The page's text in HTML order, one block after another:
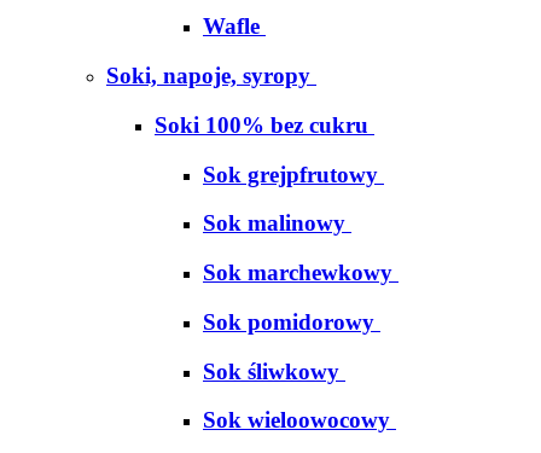
Wafle
Soki, napoje, syropy
Soki 100% bez cukru
S​o​k​ ​g​r​e​j​p​f​r​u​t​o​w​y
Sok malinowy
Sok marchewkowy
Sok pomidorowy
Sok śliwkowy
Sok wieloowocowy